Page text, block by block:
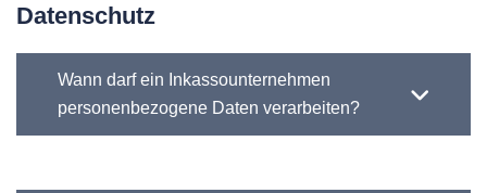
Datenschutz
Wann darf ein Inkassounternehmen
personenbezogene Daten verarbeiten?